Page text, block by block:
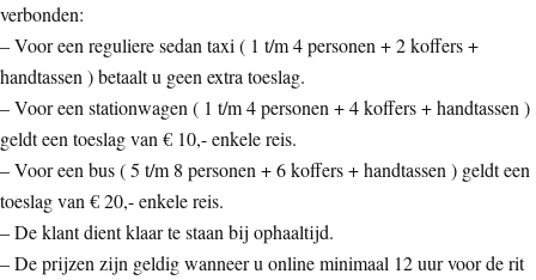
verbonden:
– Voor een reguliere sedan taxi ( 1 t/m 4 personen + 2 koffers +
handtassen ) betaalt u geen extra toeslag.
– Voor een stationwagen ( 1 t/m 4 personen + 4 koffers + handtassen )
geldt een toeslag van € 10,- enkele reis.
– Voor een bus ( 5 t/m 8 personen + 6 koffers + handtassen ) geldt een
toeslag van € 20,- enkele reis.
– De klant dient klaar te staan bij ophaaltijd.
– De prijzen zijn geldig wanneer u online minimaal 12 uur voor de rit